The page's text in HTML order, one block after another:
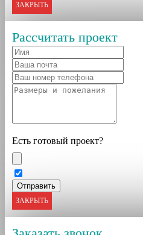
ЗАКРЫТЬ
Рассчитать проект
Есть готовый проект?
ЗАКРЫТЬ